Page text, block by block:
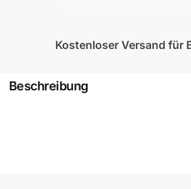
Kostenloser Versand für
Beschreibung